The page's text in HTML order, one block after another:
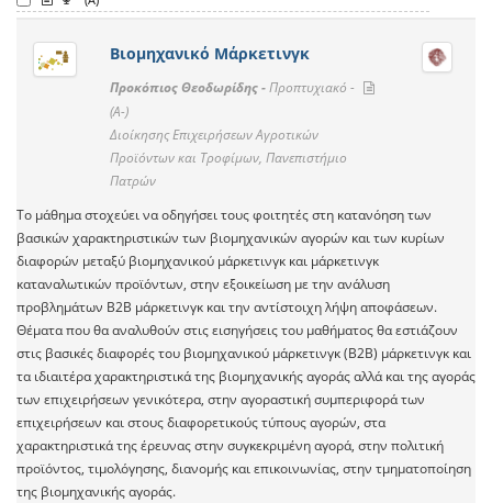
Βιομηχανικό Μάρκετινγκ
Προκόπιος Θεοδωρίδης -Προπτυχιακό -
(A-)
Διοίκησης Επιχειρήσεων Αγροτικών
Προϊόντων και Τροφίμων, Πανεπιστήμιο
Πατρών
Το μάθημα στοχεύει να οδηγήσει τους φοιτητές στη κατανόηση των
βασικών χαρακτηριστικών των βιομηχανικών αγορών και των κυρίων
διαφορών μεταξύ βιομηχανικού μάρκετινγκ και μάρκετινγκ
καταναλωτικών προϊόντων, στην εξοικείωση με την ανάλυση
προβλημάτων Β2Β μάρκετινγκ και την αντίστοιχη λήψη αποφάσεων.
Θέματα που θα αναλυθούν στις εισηγήσεις του μαθήματος θα εστιάζουν
στις βασικές διαφορές του βιομηχανικού μάρκετινγκ (Β2Β) μάρκετινγκ και
τα ιδιαιτέρα χαρακτηριστικά της βιομηχανικής αγοράς αλλά και της αγοράς
των επιχειρήσεων γενικότερα, στην αγοραστική συμπεριφορά των
επιχειρήσεων και στους διαφορετικούς τύπους αγορών, στα
χαρακτηριστικά της έρευνας στην συγκεκριμένη αγορά, στην πολιτική
προϊόντος, τιμολόγησης, διανομής και επικοινωνίας, στην τμηματοποίηση
της βιομηχανικής αγοράς.